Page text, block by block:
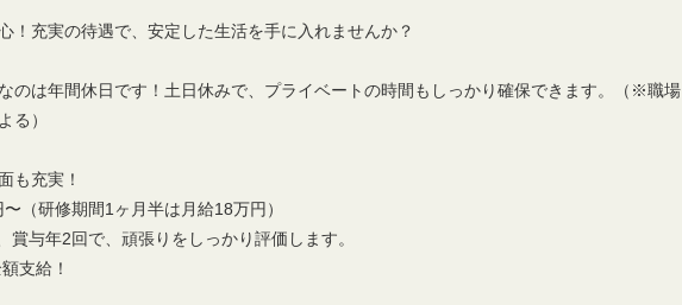
！充実の待遇で、安定した生活を手に入れませんか？
のは年間休日です！土日休みで、プライベートの時間もしっかり確保できます。（※職場
る）
も充実！
（研修期間1ヶ月半は月給18万円）
賞与年2回で、頑張りをしっかり評価します。
支給！